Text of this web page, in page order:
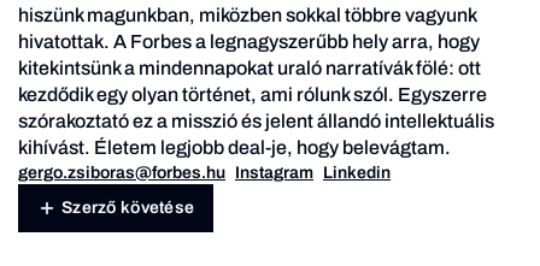
hiszünk magunkban, miközben sokkal többre vagyunk
hivatottak. A Forbes a legnagyszerűbb hely arra, hogy
kitekintsünk a mindennapokat uraló narratívák fölé: ott
kezdődik egy olyan történet, ami rólunk szól. Egyszerre
szórakoztató ez a misszió és jelent állandó intellektuális
kihívást. Életem legjobb deal-je, hogy belevágtam.
gergo.zsiboras@forbes.hu Instagram Linkedin
Szerző követése